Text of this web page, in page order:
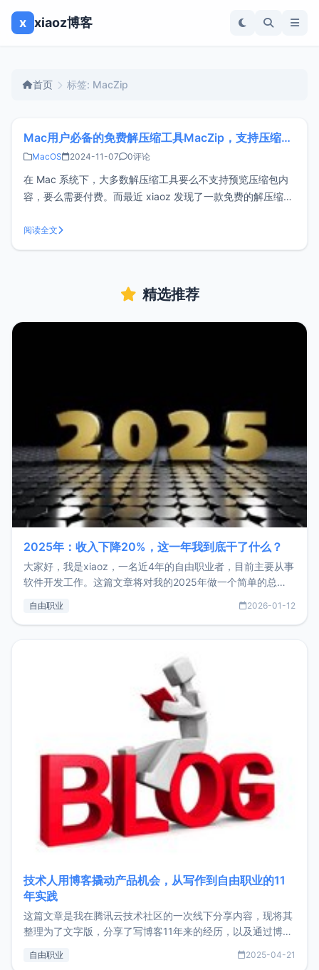
x xiaoz博客
首页 标签: MacZip
Mac用户必备的免费解压缩工具MacZip，支持压缩包预览
MacOS 2024-11-07 0评论
在 Mac 系统下，大多数解压缩工具要么不支持预览压缩包内
容，要么需要付费。而最近 xiaoz 发现了一款免费的解压缩神
MacZip（原名 eZip），专为 macOS 量身打造，是一款功能
强大的免费解压缩工具。功能特点支持预览压缩包内容支持读
阅读全文
精选推荐
2025年：收入下降20%，这一年我到底干了什么？
大家好，我是xiaoz，一名近4年的自由职业者，目前主要从事
软件开发工作。这篇文章将对我的2025年做一个简单的总
收入下降20%，但却过得很充实，2026年不求突破，但求保
自由职业 2026-01-12
技术人用博客撬动产品机会，从写作到自由职业的11
年实践
这篇文章是我在腾讯云技术社区的一次线下分享内容，现将其
整理为了文字版，分享了写博客11年来的经历，以及通过博客
了我的首个产品ImgURL的真实数据和产品现状。自我介绍大
自由职业 2025-04-21